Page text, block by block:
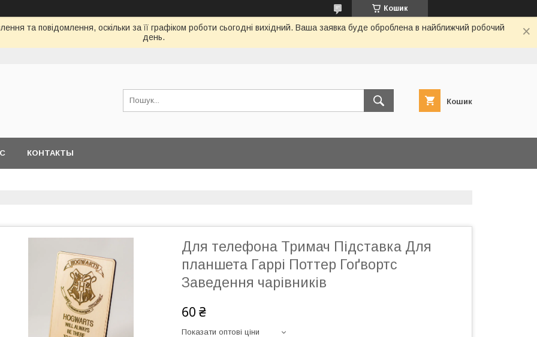
Кошик
та повідомлення, оскільки за її графіком роботи сьогодні вихідний. Ваша заявка буде оброблена в найближчий робочий
день.
Кошик
КОНТАКТЫ
Для телефона Тримач Підставка Для
планшета Гаррі Поттер Гоґвортс
Заведення чарівників
60 ₴
Показати оптові ціни